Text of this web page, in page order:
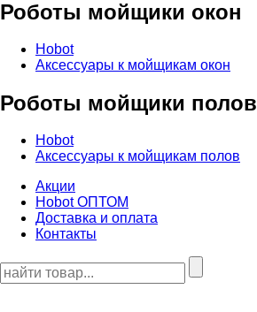
Роботы мойщики окон
Hobot
Аксессуары к мойщикам окон
Роботы мойщики полов
Hobot
Аксессуары к мойщикам полов
Акции
Hobot ОПТОМ
Доставка и оплата
Контакты